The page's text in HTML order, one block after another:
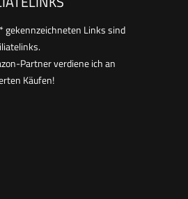
gekennzeichneten Links sind
Partner verdiene ich an
Käufen!